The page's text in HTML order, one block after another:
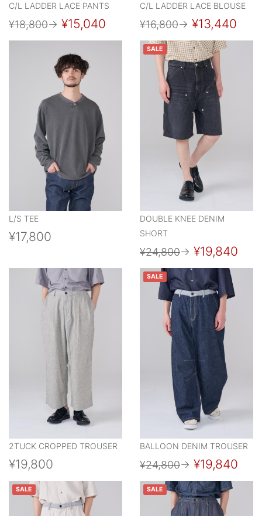
C/L LADDER LACE PANTS
¥18,800→ ¥15,040
C/L LADDER LACE BLOUSE
¥16,800→ ¥13,440
L/S TEE
¥17,800
SALE
DOUBLE KNEE DENIM
SHORT
¥24,800→ ¥19,840
2TUCK CROPPED TROUSER
¥19,800
SALE
BALLOON DENIM TROUSER
¥24,800→ ¥19,840
SALE SALE